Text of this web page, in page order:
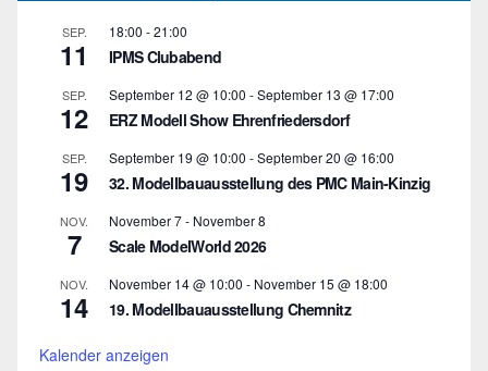
SEP.
11
18:00 -21:00
IPMS Clubabend
SEP.
12
September 12 @ 10:00 -September 13 @ 17:00
ERZ Modell Show Ehrenfriedersdorf
SEP.
19
September 19 @ 10:00 -September 20 @ 16:00
32. Modellbauausstellung des PMC Main-Kinzig
NOV.
7
November 7- November 8
Scale ModelWorld 2026
NOV.
14
November 14 @ 10:00 - November 15 @ 18:00
19. Modellbauausstellung Chemnitz
Kalender anzeigen